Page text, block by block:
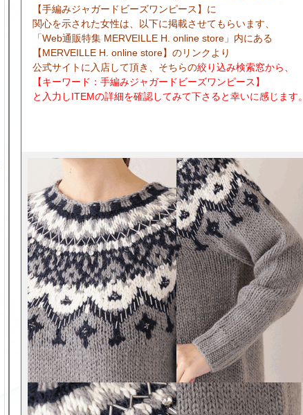
【手編みジャガードビーズワンピース】に
関心を示された女性は、以下に掲載させてもらいます、
「Web通販特集 MERVEILLE H. online store」内にある
【MERVEILLE H. online store】のリンクより
公式サイトに入店して頂き、そちらの絞り込み検索窓から、
【キーワード：手編みジャガードビーズワンピース】
と入力しITEMの詳細を確認してみて下さると幸いに感じます。